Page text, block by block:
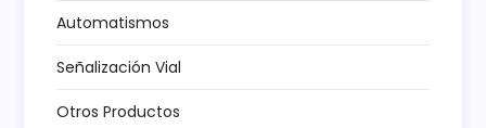
n
t
r
Automatismos
Señalización Vial
Otros Productos